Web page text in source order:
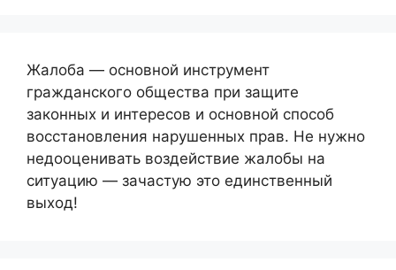
Жалоба — основной инструмент
гражданского общества при защите
законных и интересов и основной способ
восстановления нарушенных прав. Не нужно
недооценивать воздействие жалобы на
ситуацию — зачастую это единственный
выход!